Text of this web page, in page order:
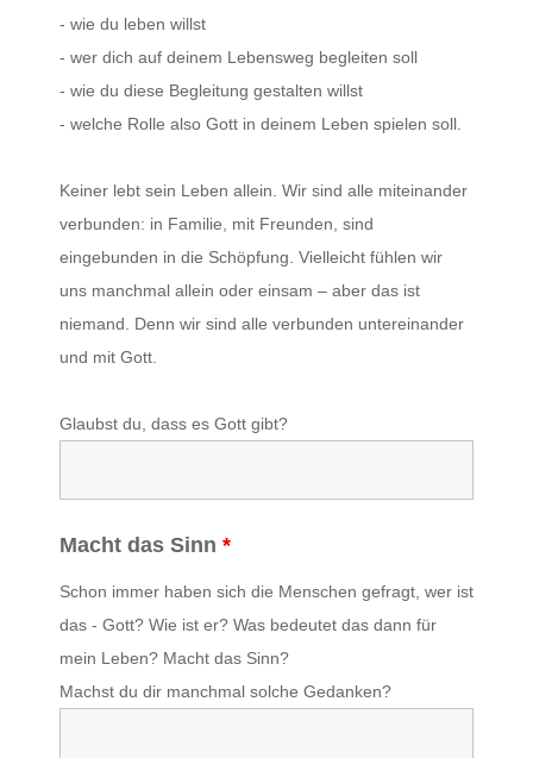
- wie du leben willst
- wer dich auf deinem Lebensweg begleiten soll
- wie du diese Begleitung gestalten willst
- welche Rolle also Gott in deinem Leben spielen soll.
Keiner lebt sein Leben allein. Wir sind alle miteinander
verbunden: in Familie, mit Freunden, sind
eingebunden in die Schöpfung. Vielleicht fühlen wir
uns manchmal allein oder einsam – aber das ist
niemand. Denn wir sind alle verbunden untereinander
und mit Gott.
Glaubst du, dass es Gott gibt?
Macht das Sinn *
Schon immer haben sich die Menschen gefragt, wer ist
das - Gott? Wie ist er? Was bedeutet das dann für
mein Leben? Macht das Sinn?
Machst du dir manchmal solche Gedanken?